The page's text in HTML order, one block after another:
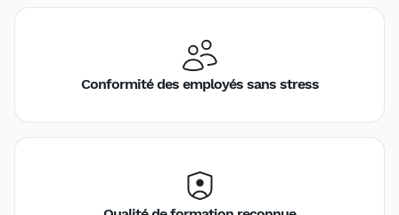
Conformité des employés sans stress